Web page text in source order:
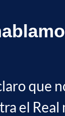
que
el